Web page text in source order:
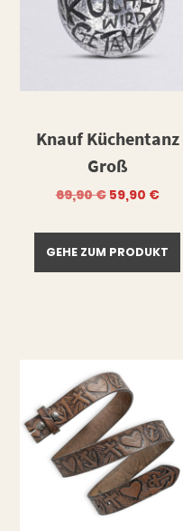
Knauf Küchentanz
Groß
69,90€
Preis
69,90 €
59,90 €
GEHE ZUM PRODUKT